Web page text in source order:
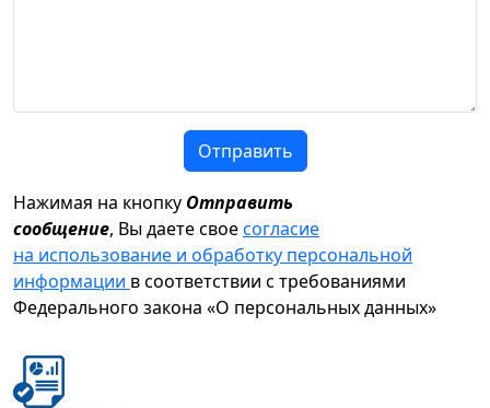
Отправить
Нажимая на кнопку Отправить
сообщение, Вы даете своесогласие
на использование и обработку персональной
информации в соответствии с требованиями
Федерального закона «О персональных данных»